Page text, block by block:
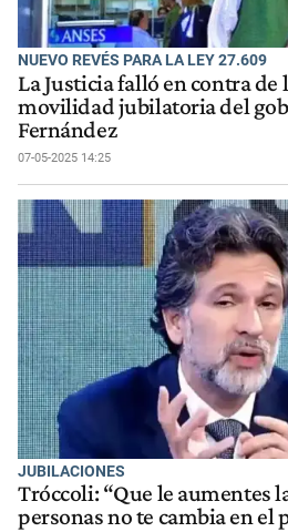
NUEVO REVÉS PARA LA LEY 27.609
La Justicia falló en contra de
movilidad jubilatoria del
Fernández
07-05-2025 14:25
JUBILACIONES
Tróccoli: “Que le aumentes
personas no te cambia en el